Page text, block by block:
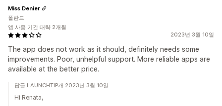
2023년 3월 10일
The app does not work as it should, definitely needs some
improvements. Poor, unhelpful support. More reliable apps are
available at the better price.
Miss Denier
폴란드
앱 사용 기간 대략 2개월
답글 LAUNCHTIP개 2023년 3월 10일
Hi Renata,